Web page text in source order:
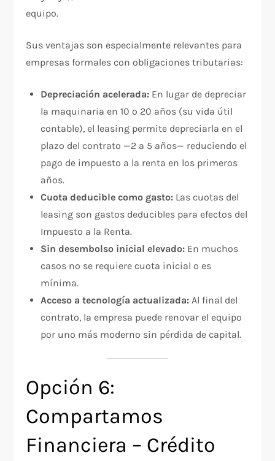
equipo.
Sus ventajas son especialmente relevantes para
empresas formales con obligaciones tributarias:
Depreciación acelerada: En lugar de depreciar
la maquinaria en 10 o 20 años (su vida útil
contable), el leasing permite depreciarla en el
plazo del contrato —2 a 5 años— reduciendo el
pago de impuesto a la renta en los primeros
años.
Cuota deducible como gasto: Las cuotas del
leasing son gastos deducibles para efectos del
Impuesto a la Renta.
Sin desembolso inicial elevado: En muchos
casos no se requiere cuota inicial o es
mínima.
Acceso a tecnología actualizada: Al final del
contrato, la empresa puede renovar el equipo
por uno más moderno sin pérdida de capital.
Opción 6:
Compartamos
Financiera – Crédito